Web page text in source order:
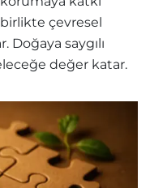
birlikte çevresel
saygılı
değer katar.